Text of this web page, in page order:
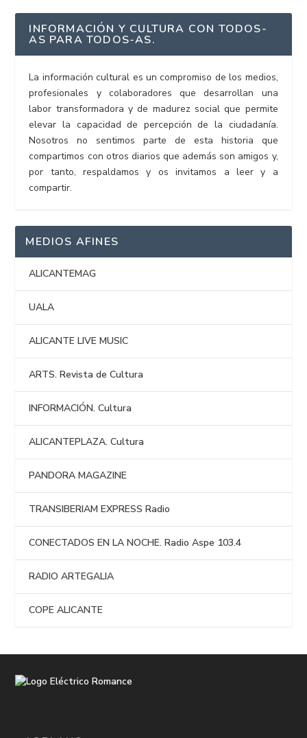
INFORMACIÓN Y CULTURA CON TODOS-
AS PARA TODOS-AS.
La información cultural es un compromiso de los medios,
profesionales y colaboradores que desarrollan una
labor transformadora y de madurez social que permite
elevar la capacidad de percepción de la ciudadanía.
Nosotros no sentimos parte de esta historia que
compartimos con otros diarios que además son amigos y,
por tanto, respaldamos y os invitamos a leer y a
compartir.
MEDIOS AFINES
ALICANTEMAG
UALA
ALICANTE LIVE MUSIC
ARTS. Revista de Cultura
INFORMACIÓN. Cultura
ALICANTEPLAZA. Cultura
PANDORA MAGAZINE
TRANSIBERIAM EXPRESS Radio
CONECTADOS EN LA NOCHE. Radio Aspe 103.4
RADIO ARTEGALIA
COPE ALICANTE